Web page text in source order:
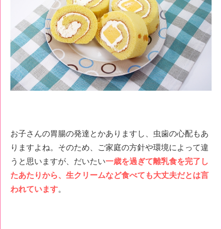
お子さんの胃腸の発達とかありますし、虫歯の心配もあ
りますよね。そのため、
ご家庭の方針や環境によって違
うと思いますが、だいたい一歳を過ぎて離乳食を完了し
たあたりから、生クリームなど食べても大丈夫だとは言
われています。